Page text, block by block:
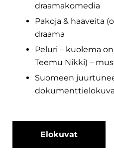
draamakomedia
Pakoja & haaveita
draama
Peluri – kuolema
Teemu Nikki) –
Suomeen
dokumenttielokuva
Elokuvat